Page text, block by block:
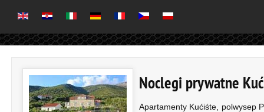
Noclegi prywatne
Apartamenty Kućiśte, polwysep